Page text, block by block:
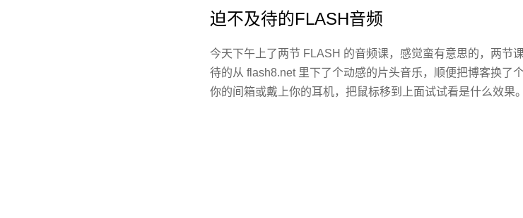
迫不及待的FLASH音频
今天下午上了两节 FLASH 的音频课，感觉蛮有意思的，两节
待的从 flash8.net 里下了个动感的片头音乐，顺便把博客换了
你的间箱或戴上你的耳机，把鼠标移到上面试试看是什么效果